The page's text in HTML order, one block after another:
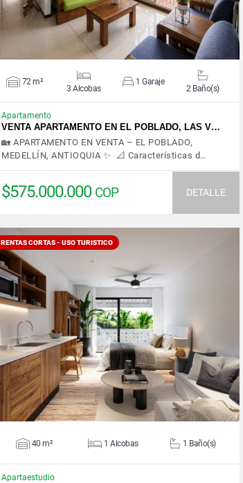
72 m²
3 Alcobas
1 Garaje
2 Baño(s)
Apartamento
VENTA APARTAMENTO EN EL POBLADO, LAS V…
🏡 APARTAMENTO EN VENTA – EL POBLADO,
MEDELLÍN, ANTIOQUIA ✨ 📐 Características d…
$575.000.000 COP DETALLE
RENTAS CORTAS - USO TURISTICO
VER DETALLES
40 m² 1 Alcobas 1 Baño(s)
Apartaestudio